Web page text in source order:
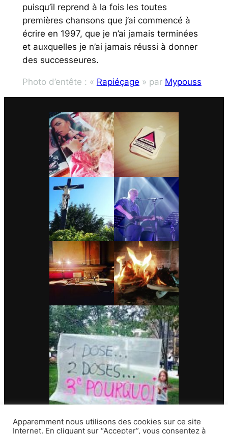
puisqu’il reprend à la fois les toutes
premières chansons que j’ai commencé à
écrire en 1997, que je n’ai jamais terminées
et auxquelles je n’ai jamais réussi à donner
des successeures.
Photo d’entête : « Rapiéçage » par Mypouss
Apparemment nous utilisons des cookies sur ce site
Internet. En cliquant sur “Accepter”, vous consentez à